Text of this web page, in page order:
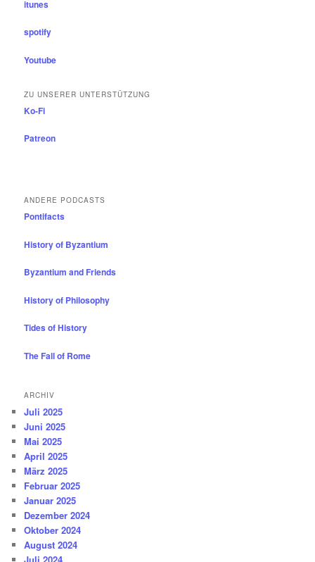
itunes
spotify
Youtube
ZU UNSERER UNTERSTÜTZUNG
Ko-Fi
Patreon
ANDERE PODCASTS
Pontifacts
History of Byzantium
Byzantium and Friends
History of Philosophy
Tides of History
The Fall of Rome
ARCHIV
Juli 2025
Juni 2025
Mai 2025
April 2025
März 2025
Februar 2025
Januar 2025
Dezember 2024
Oktober 2024
August 2024